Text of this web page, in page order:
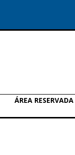
ÁREA RESERVADA